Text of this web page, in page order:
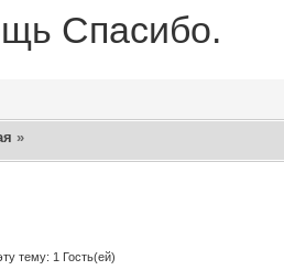
Спасибо.
»
тему: 1 Гость(ей)